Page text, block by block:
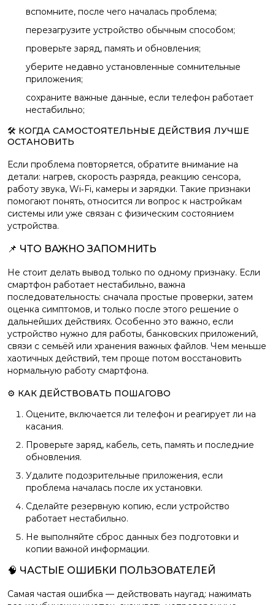
вспомните, после чего началась проблема;
перезагрузите устройство обычным способом;
проверьте заряд, память и обновления;
уберите недавно установленные сомнительные
приложения;
сохраните важные данные, если телефон работает
нестабильно;
🛠️ КОГДА САМОСТОЯТЕЛЬНЫЕ ДЕЙСТВИЯ ЛУЧШЕ
ОСТАНОВИТЬ
Если проблема повторяется, обратите внимание на
детали: нагрев, скорость разряда, реакцию сенсора,
работу звука, Wi‑Fi, камеры и зарядки. Такие признаки
помогают понять, относится ли вопрос к настройкам
системы или уже связан с физическим состоянием
устройства.
📌 ЧТО ВАЖНО ЗАПОМНИТЬ
Не стоит делать вывод только по одному признаку. Если
смартфон работает нестабильно, важна
последовательность: сначала простые проверки, затем
оценка симптомов, и только после этого решение о
дальнейших действиях. Особенно это важно, если
устройство нужно для работы, банковских приложений,
связи с семьёй или хранения важных файлов. Чем меньше
хаотичных действий, тем проще потом восстановить
нормальную работу смартфона.
⚙️ КАК ДЕЙСТВОВАТЬ ПОШАГОВО
Оцените, включается ли телефон и реагирует ли на
касания.
Проверьте заряд, кабель, сеть, память и последние
обновления.
Удалите подозрительные приложения, если
проблема началась после их установки.
Сделайте резервную копию, если устройство
работает нестабильно.
Не выполняйте сброс данных без подготовки и
копии важной информации.
🧠 ЧАСТЫЕ ОШИБКИ ПОЛЬЗОВАТЕЛЕЙ
Самая частая ошибка — действовать наугад: нажимать